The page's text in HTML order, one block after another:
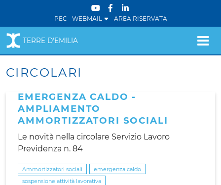
PEC WEBMAIL AREA RISERVATA
TERRE D'EMILIA
CIRCOLARI
EMERGENZA CALDO -
AMPLIAMENTO
AMMORTIZZATORI SOCIALI
Le novità nella circolare Servizio Lavoro
Previdenza n. 84
Ammortizzatori sociali
emergenza caldo
sospensione attività lavorativa